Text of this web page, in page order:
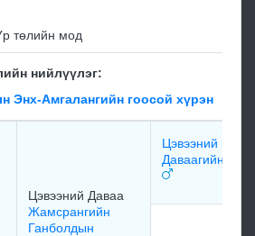
төлийн мод
нийлүүлэг:
Энх-Амгалангийн гоосой хүрэн
Цэвээний Даваа
Жамсрангийн
Ганболдын
Цэвээний
Даваагийн хар